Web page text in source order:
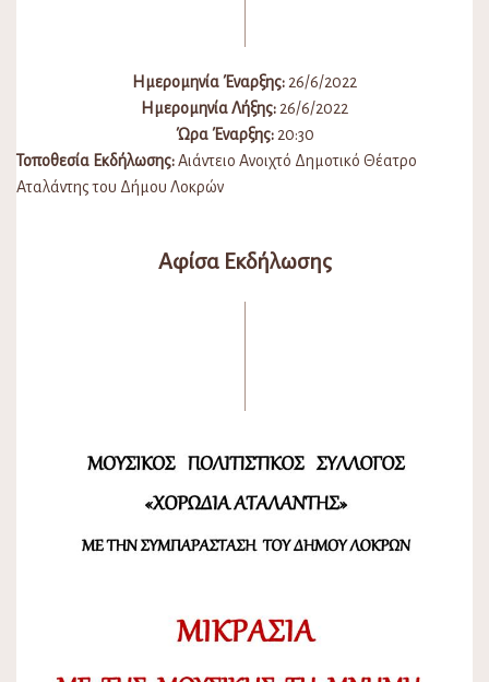
Ημερομηνία Έναρξης:26/6/2022
Ημερομηνία Λήξης:26/6/2022
Ώρα Έναρξης:20:30
Τοποθεσία Εκδήλωσης:Αιάντειο Ανοιχτό Δημοτικό Θέατρο
Αταλάντης του Δήμου Λοκρών
Αφίσα Εκδήλωσης